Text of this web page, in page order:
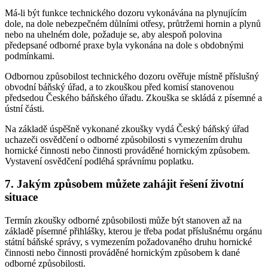
Má-li být funkce technického dozoru vykonávána na plynujícím
dole, na dole nebezpečném důlními otřesy, průtržemi hornin a plynů
nebo na uhelném dole, požaduje se, aby alespoň polovina
předepsané odborné praxe byla vykonána na dole s obdobnými
podmínkami.
Odbornou způsobilost technického dozoru ověřuje místně příslušný
obvodní báňský úřad, a to zkouškou před komisí stanovenou
předsedou Českého báňského úřadu. Zkouška se skládá z písemné a
ústní části.
Na základě úspěšně vykonané zkoušky vydá Český báňský úřad
uchazeči osvědčení o odborné způsobilosti s vymezením druhu
hornické činnosti nebo činnosti prováděné hornickým způsobem.
Vystavení osvědčení podléhá správnímu poplatku.
7. Jakým způsobem můžete zahájit řešení životní
situace
Termín zkoušky odborné způsobilosti může být stanoven až na
základě písemné přihlášky, kterou je třeba podat příslušnému orgánu
státní báňské správy, s vymezením požadovaného druhu hornické
činnosti nebo činnosti prováděné hornickým způsobem k dané
odborné způsobilosti.